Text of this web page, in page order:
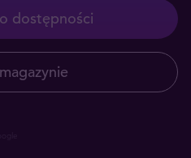
dostępności